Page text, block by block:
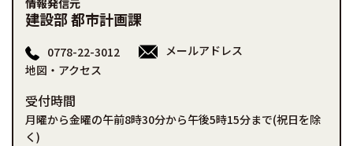
情報発信元
建設部 都市計画課
0778-22-3012
メールアドレス
地図・アクセス
受付時間
月曜から金曜の午前8時30分から午後5時15分まで(祝日を除
く)